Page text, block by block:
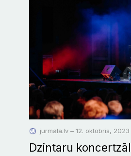
jurmala.lv – 12. oktobris, 2023
Dzintaru